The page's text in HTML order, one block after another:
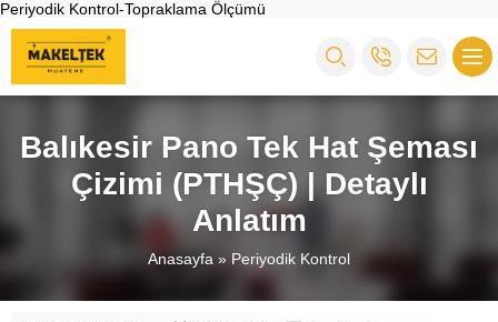
Periyodik Kontrol-Topraklama Ölçümü
Balıkesir Pano Tek Hat Şeması
Çizimi (PTHŞÇ) | Detaylı
Anlatım
Anasayfa » Periyodik Kontrol